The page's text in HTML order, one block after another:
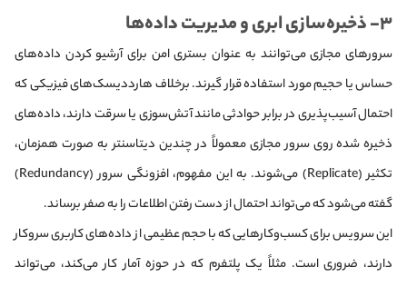
۳- ذخیره‌سازی ابری و مدیریت داده‌ها
سرورهای مجازی می‌توانند به عنوان بستری امن برای آرشیو کردن داده‌های
حساس یا حجیم مورد استفاده قرار گیرند. برخلاف هارددیسک‌های فیزیکی که
احتمال آسیب‌پذیری در برابر حوادثی مانند آتش‌سوزی یا سرقت دارند، داده‌های
ذخیره شده روی سرور مجازی معمولاً در چندین دیتاسنتر به صورت همزمان،
تکثیر (Replicate) می‌شوند. به این مفهوم، افزونگی سرور (Redundancy)
گفته می‌شود که می‌تواند احتمال از دست رفتن اطلاعات را به صفر برساند.
این سرویس برای کسب‌وکارهایی که با حجم عظیمی از داده‌های کاربری سروکار
دارند، ضروری است. مثلاً یک پلتفرم که در حوزه آمار کار می‌کند، می‌تواند